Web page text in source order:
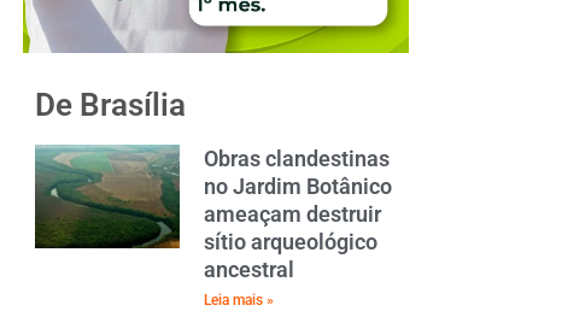
De Brasília
Obras clandestinas
no Jardim Botânico
ameaçam destruir
sítio arqueológico
ancestral
Leia mais »